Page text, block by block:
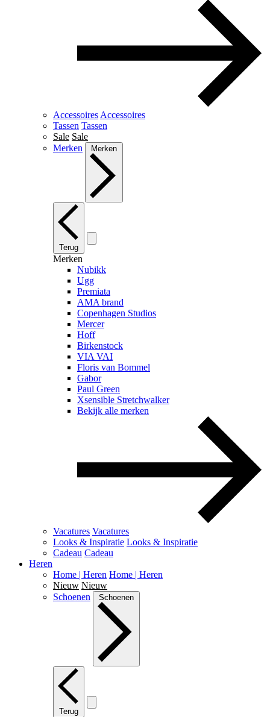
Accessoires Accessoires
Tassen Tassen
Sale Sale
Merken
Merken
Terug
Merken
Nubikk
Ugg
Premiata
AMA brand
Copenhagen Studios
Mercer
Hoff
Birkenstock
VIA VAI
Floris van Bommel
Gabor
Paul Green
Xsensible Stretchwalker
Bekijk alle merken
Vacatures Vacatures
Looks & Inspiratie Looks & Inspiratie
Cadeau Cadeau
Heren
Home | Heren Home | Heren
Nieuw Nieuw
Schoenen
Schoenen
Terug